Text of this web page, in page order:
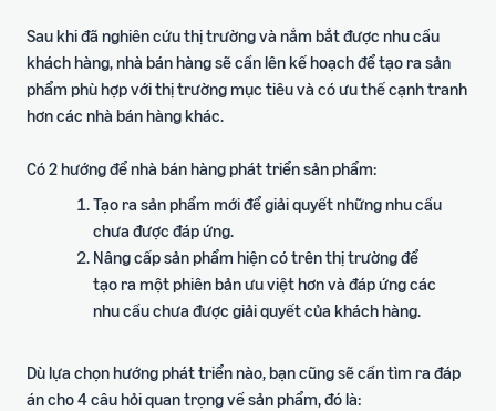
Sau khi đã nghiên cứu thị trường và nắm bắt được nhu cầu
khách hàng, nhà bán hàng sẽ cần lên kế hoạch để tạo ra sản
phẩm phù hợp với thị trường mục tiêu và có ưu thế cạnh tranh
hơn các nhà bán hàng khác.
Có 2 hướng để nhà bán hàng phát triển sản phẩm:
Tạo ra sản phẩm mới để giải quyết những nhu cầu
chưa được đáp ứng.
Nâng cấp sản phẩm hiện có trên thị trường để
tạo ra một phiên bản ưu việt hơn và đáp ứng các
nhu cầu chưa được giải quyết của khách hàng.
Dù lựa chọn hướng phát triển nào, bạn cũng sẽ cần tìm ra đáp
án cho 4 câu hỏi quan trọng về sản phẩm, đó là: